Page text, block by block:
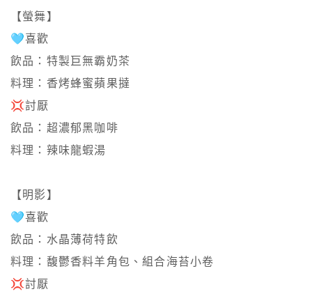
【螢舞】
🩵喜歡
飲品：特製巨無霸奶茶
料理：香烤蜂蜜蘋果撻
💢討厭
飲品：超濃郁黑咖啡
料理：辣味龍蝦湯
【明影】
🩵喜歡
飲品：水晶薄荷特飲
料理：馥鬱香料羊角包、組合海苔小卷
💢討厭